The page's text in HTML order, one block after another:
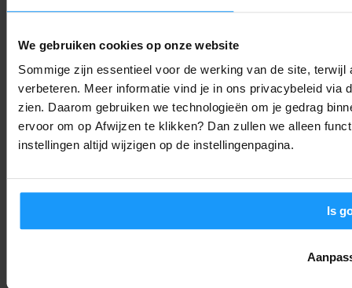
We gebruiken cookies op onze website
Sommige zijn essentieel voor de werking van de site,
verbeteren. Meer informatie vind je in ons privacybeleid via
zien. Daarom gebruiken we technologieën om je gedrag
ervoor om op Afwijzen te klikken? Dan zullen we alleen
instellingen altijd wijzigen op de instellingenpagina.
Is
Een Nieuw Tijdperk voor Philips Hue: Maak Kennis met de
Nieuws Joshua - 4. september 2025
De Philips Hue Bridge Pro is Hier: Waarom Je Smarthome Nooit
Meer Hetzelfde Zal Zijn
Nieuws Joshua - 4. september 2025